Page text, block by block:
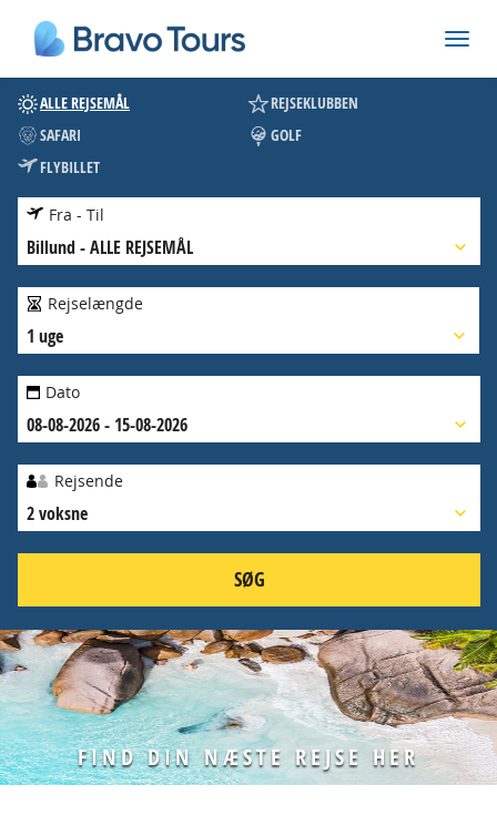
ALLE REJSEMÅL
REJSEKLUBBEN
SAFARI
GOLF
FLYBILLET
Fra - Til
Billund -ALLE REJSEMÅL
Rejselængde
1 uge
Dato
08-08-2026 - 15-08-2026
Rejsende
2 voksne
SØG
FIND DIN NÆSTE REJSE HER